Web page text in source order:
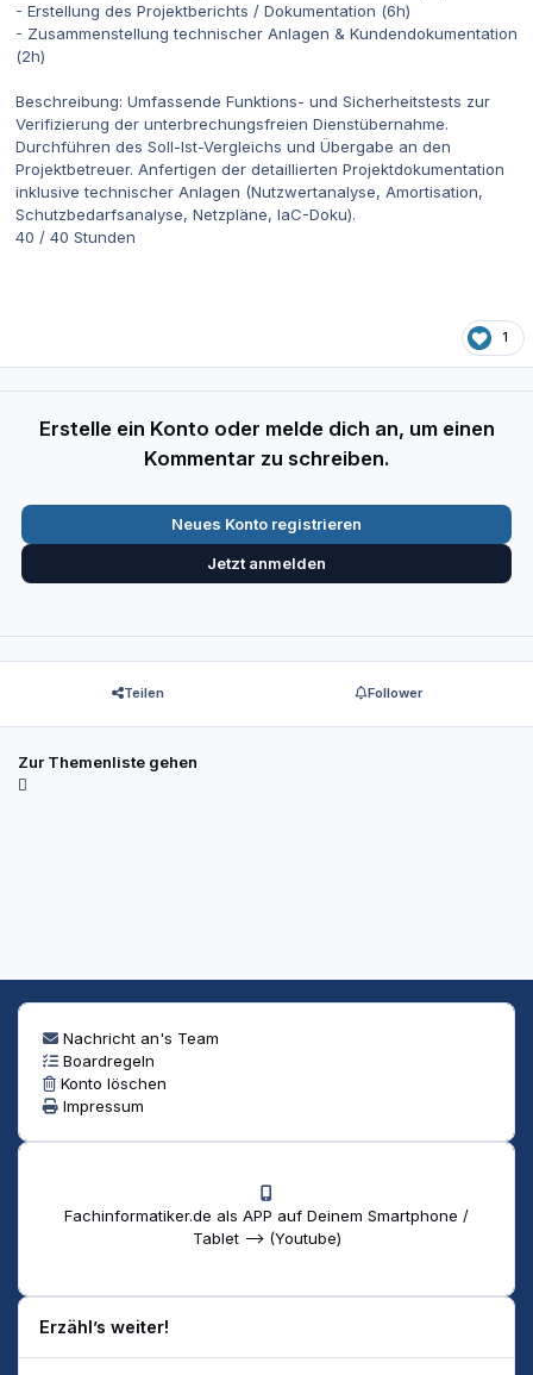
- Erstellung des Projektberichts / Dokumentation (6h)
- Zusammenstellung technischer Anlagen & Kundendokumentation
(2h)
Beschreibung: Umfassende Funktions- und Sicherheitstests zur
Verifizierung der unterbrechungsfreien Dienstübernahme.
Durchführen des Soll-Ist-Vergleichs und Übergabe an den
Projektbetreuer. Anfertigen der detaillierten Projektdokumentation
inklusive technischer Anlagen (Nutzwertanalyse, Amortisation,
Schutzbedarfsanalyse, Netzpläne, IaC-Doku).
40 / 40 Stunden
1
Erstelle ein Konto oder melde dich an, um einen
Kommentar zu schreiben.
Neues Konto registrieren
Jetzt anmelden
Teilen Follower
Zur Themenliste gehen
Nachricht an's Team
Boardregeln
Konto löschen
Impressum
Fachinformatiker.de als APP auf Deinem Smartphone /
Tablet --> (Youtube)
Erzähl’s weiter!